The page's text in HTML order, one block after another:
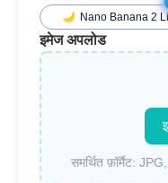
Nano Banana 2
इमेज अपलोड
समर्थित फ़ॉर्मैट: